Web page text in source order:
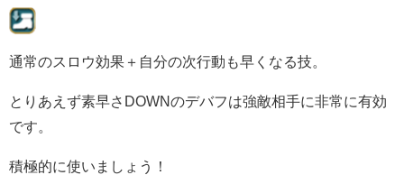
通常のスロウ効果＋自分の次行動も早くなる技。
とりあえず素早さDOWNのデバフは強敵相手に非常に有効
です。
積極的に使いましょう！